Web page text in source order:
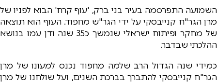
השמועה התפרסמה בעיר בני ברק, 'עוף קרח' הבוא לפניו של
מרן הגר"ח קנייבסקי על ידי הגר"ש מחפוד. העוף הוא תוצאה
של מחקר ופיתוח ישראלי שנמשך כ35 שנה ודן עמו בנושא
ההלכתי שבדבר.
כמידי שנה הגדול הרב שלמה מחפוד נכנס למעונו של מרן
הגר"ח קנייבסקי להתברך בברכת השנים, ועל שולחנו של מרן